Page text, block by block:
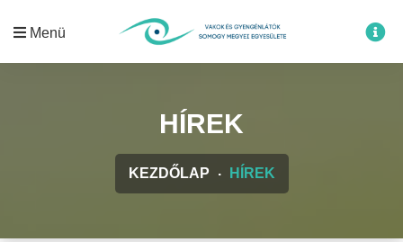
Menü
HÍREK
KEZDŐLAP HÍREK